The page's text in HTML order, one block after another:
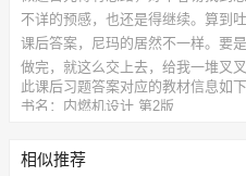
不详的预感，也还是得继续。算到
课后答案，尼玛的居然不一样。要
做完，就这么交上去，给我一堆叉叉
此课后习题答案对应的教材信息如下
书名：内燃机设计 第2版
出版社：机械工业出版社
相似推荐